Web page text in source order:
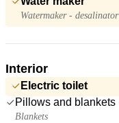
Watermaker - desalinator
Interior
Electric toilet
Pillows and blankets
Blankets